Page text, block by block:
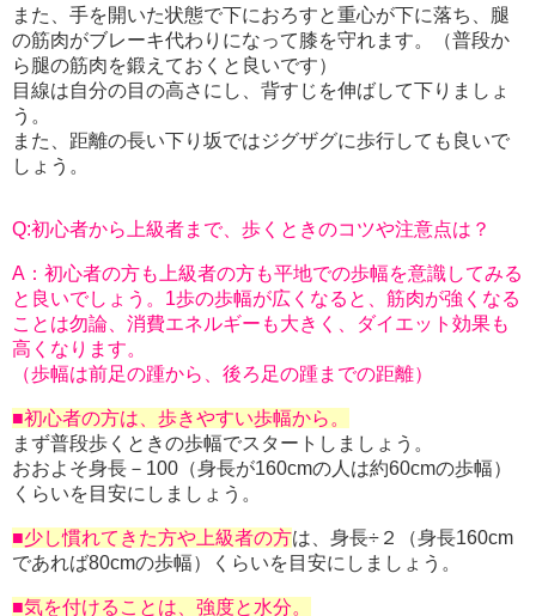
また、手を開いた状態で下におろすと重心が下に落ち、腿
の筋肉がブレーキ代わりになって膝を守れます。（普段か
ら腿の筋肉を鍛えておくと良いです）
目線は自分の目の高さにし、背すじを伸ばして下りましょ
う。
また、距離の長い下り坂ではジグザグに歩行しても良いで
しょう。
Q:初心者から上級者まで、歩くときのコツや注意点は？
A：初心者の方も上級者の方も平地での歩幅を意識してみる
と良いでしょう。1歩の歩幅が広くなると、筋肉が強くなる
ことは勿論、消費エネルギーも大きく、ダイエット効果も
高くなります。
（歩幅は前足の踵から、後ろ足の踵までの距離）
■初心者の方は、歩きやすい歩幅から。
まず普段歩くときの歩幅でスタートしましょう。
おおよそ身長－100（身長が160cmの人は約60cmの歩幅）
くらいを目安にしましょう。
■少し慣れてきた方や上級者の方は、身長÷２（身長160cm
であれば80cmの歩幅）くらいを目安にしましょう。
■気を付けることは、強度と水分。